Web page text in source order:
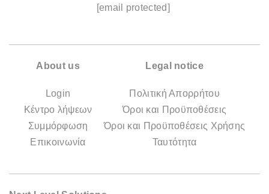
[email protected]
About us
Login
Κέντρο λήψεων
Συμμόρφωση
Επικοινωνία
Legal notice
Πολιτική Απορρήτου
Όροι και Προϋποθέσεις
Όροι και Προϋποθέσεις Χρήσης
Ταυτότητα